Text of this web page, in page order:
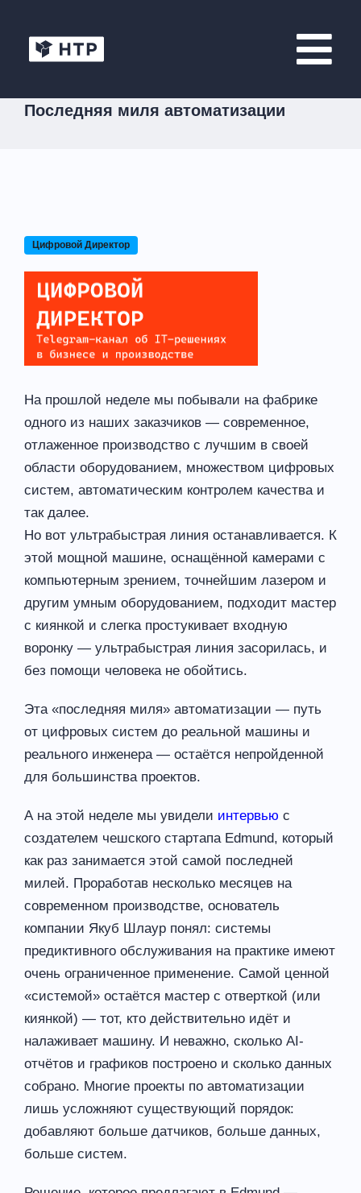
Последняя миля автоматизации
Цифровой Директор
На прошлой неделе мы побывали на фабрике
одного из наших заказчиков — современное,
отлаженное производство с лучшим в своей
области оборудованием, множеством цифровых
систем, автоматическим контролем качества и
так далее.
Но вот ультрабыстрая линия останавливается. К
этой мощной машине, оснащённой камерами с
компьютерным зрением, точнейшим лазером и
другим умным оборудованием, подходит мастер
с киянкой и слегка простукивает входную
воронку — ультрабыстрая линия засорилась, и
без помощи человека не обойтись.
Эта «последняя миля» автоматизации — путь
от цифровых систем до реальной машины и
реального инженера — остаётся непройденной
для большинства проектов.
А на этой неделе мы увидели интервью с
создателем чешского стартапа Edmund, который
как раз занимается этой самой последней
милей. Проработав несколько месяцев на
современном производстве, основатель
компании Якуб Шлаур понял: системы
предиктивного обслуживания на практике имеют
очень ограниченное применение. Самой ценной
«системой» остаётся мастер с отверткой (или
киянкой) — тот, кто действительно идёт и
налаживает машину. И неважно, сколько AI-
отчётов и графиков построено и сколько данных
собрано. Многие проекты по автоматизации
лишь усложняют существующий порядок:
добавляют больше датчиков, больше данных,
больше систем.